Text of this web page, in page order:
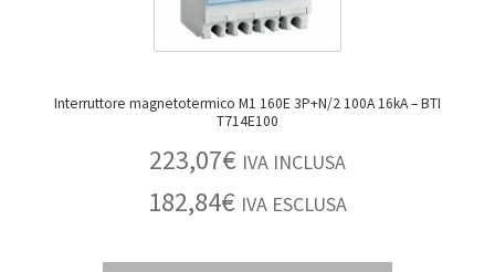
Interruttore magnetotermico M1 160E 3P+N/2 100A 16kA – BTI
T714E100
223,07€ IVA INCLUSA
182,84€ IVA ESCLUSA